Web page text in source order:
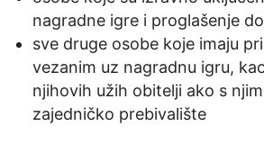
nagradne igre i proglašenje
sve druge osobe koje imaju
vezanim uz nagradnu igru,
njihovih užih obitelji ako s
zajedničko prebivalište